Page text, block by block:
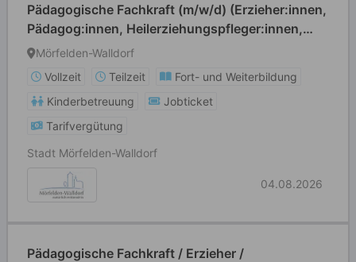
Pädagogische Fachkraft (m/w/d) (Erzieher:innen,
Pädagog:innen, Heilerziehungspfleger:innen,
Grund- und Förderschullehrer:innen o. ä.)
Mörfelden-Walldorf
Vollzeit
Teilzeit
Fort- und Weiterbildung
Kinderbetreuung
Jobticket
Tarifvergütung
Stadt Mörfelden-Walldorf
04.08.2026
Pädagogische Fachkraft / Erzieher /